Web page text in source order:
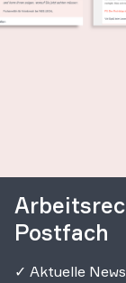
Postfach
✓ Aktuelle